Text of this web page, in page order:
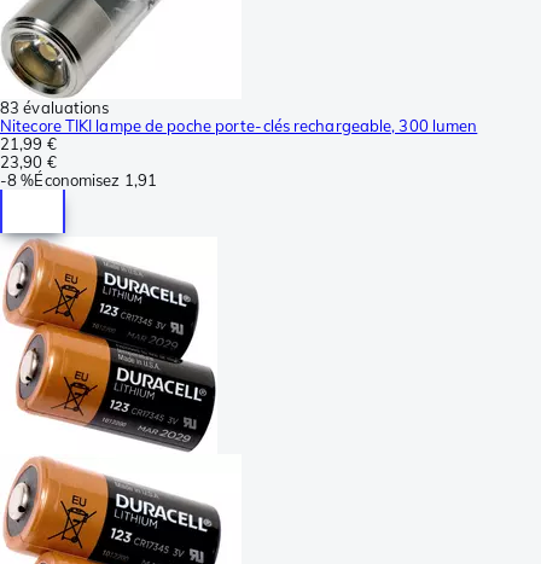
83 évaluations
Nitecore TIKI lampe de poche porte-clés rechargeable, 300 lumen
21,99 €
23,90 €
-8 %Économisez 1,91